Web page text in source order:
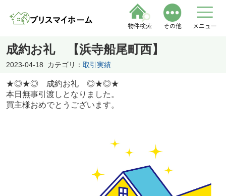
物件検索 その他 メニュー
成約お礼 【浜寺船尾町西】
2023-04-18 カテゴリ： 取引実績
★◎★◎ 成約お礼 ◎★◎★
本日無事引渡しとなりました。
買主様おめでとうございます。